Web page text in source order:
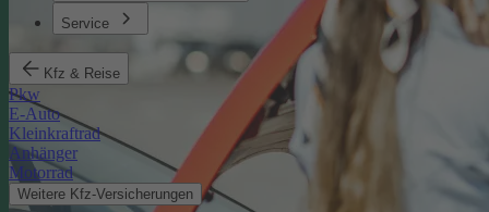
Service
Kfz & Reise
Pkw
E-Auto
Kleinkraftrad
Anhänger
Motorrad
Weitere Kfz-Versicherungen